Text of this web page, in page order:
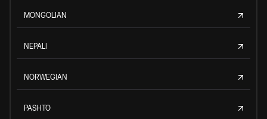
MONGOLIAN
NEPALI
NORWEGIAN
PASHTO